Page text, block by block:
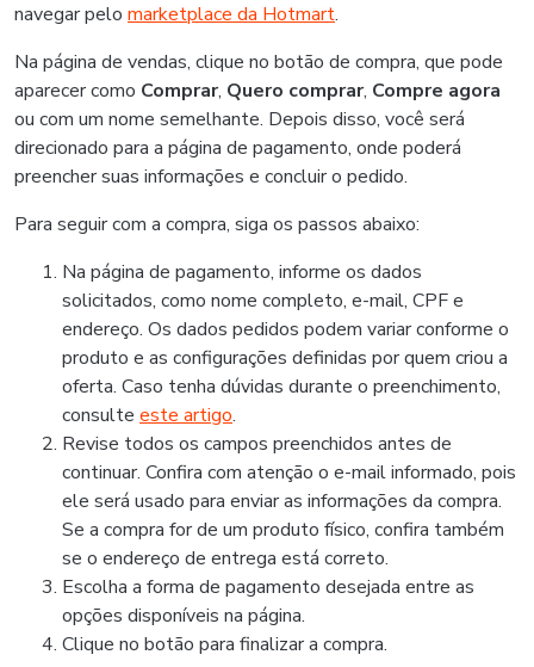
navegar pelo marketplace da Hotmart.
Na página de vendas, clique no botão de compra, que pode
aparecer como Comprar, Quero comprar, Compre agora
ou com um nome semelhante. Depois disso, você será
direcionado para a página de pagamento, onde poderá
preencher suas informações e concluir o pedido.
Para seguir com a compra, siga os passos abaixo:
Na página de pagamento, informe os dados
solicitados, como nome completo, e-mail, CPF e
endereço. Os dados pedidos podem variar conforme o
produto e as configurações definidas por quem criou a
oferta. Caso tenha dúvidas durante o preenchimento,
consulte este artigo.
Revise todos os campos preenchidos antes de
continuar. Confira com atenção o e-mail informado, pois
ele será usado para enviar as informações da compra.
Se a compra for de um produto físico, confira também
se o endereço de entrega está correto.
Escolha a forma de pagamento desejada entre as
opções disponíveis na página.
Clique no botão para finalizar a compra.